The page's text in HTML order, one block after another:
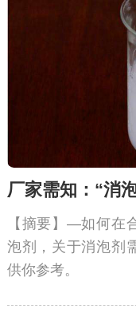
厂家需知：“消
【摘要】—如何在
泡剂，关于消泡剂
供你参考。